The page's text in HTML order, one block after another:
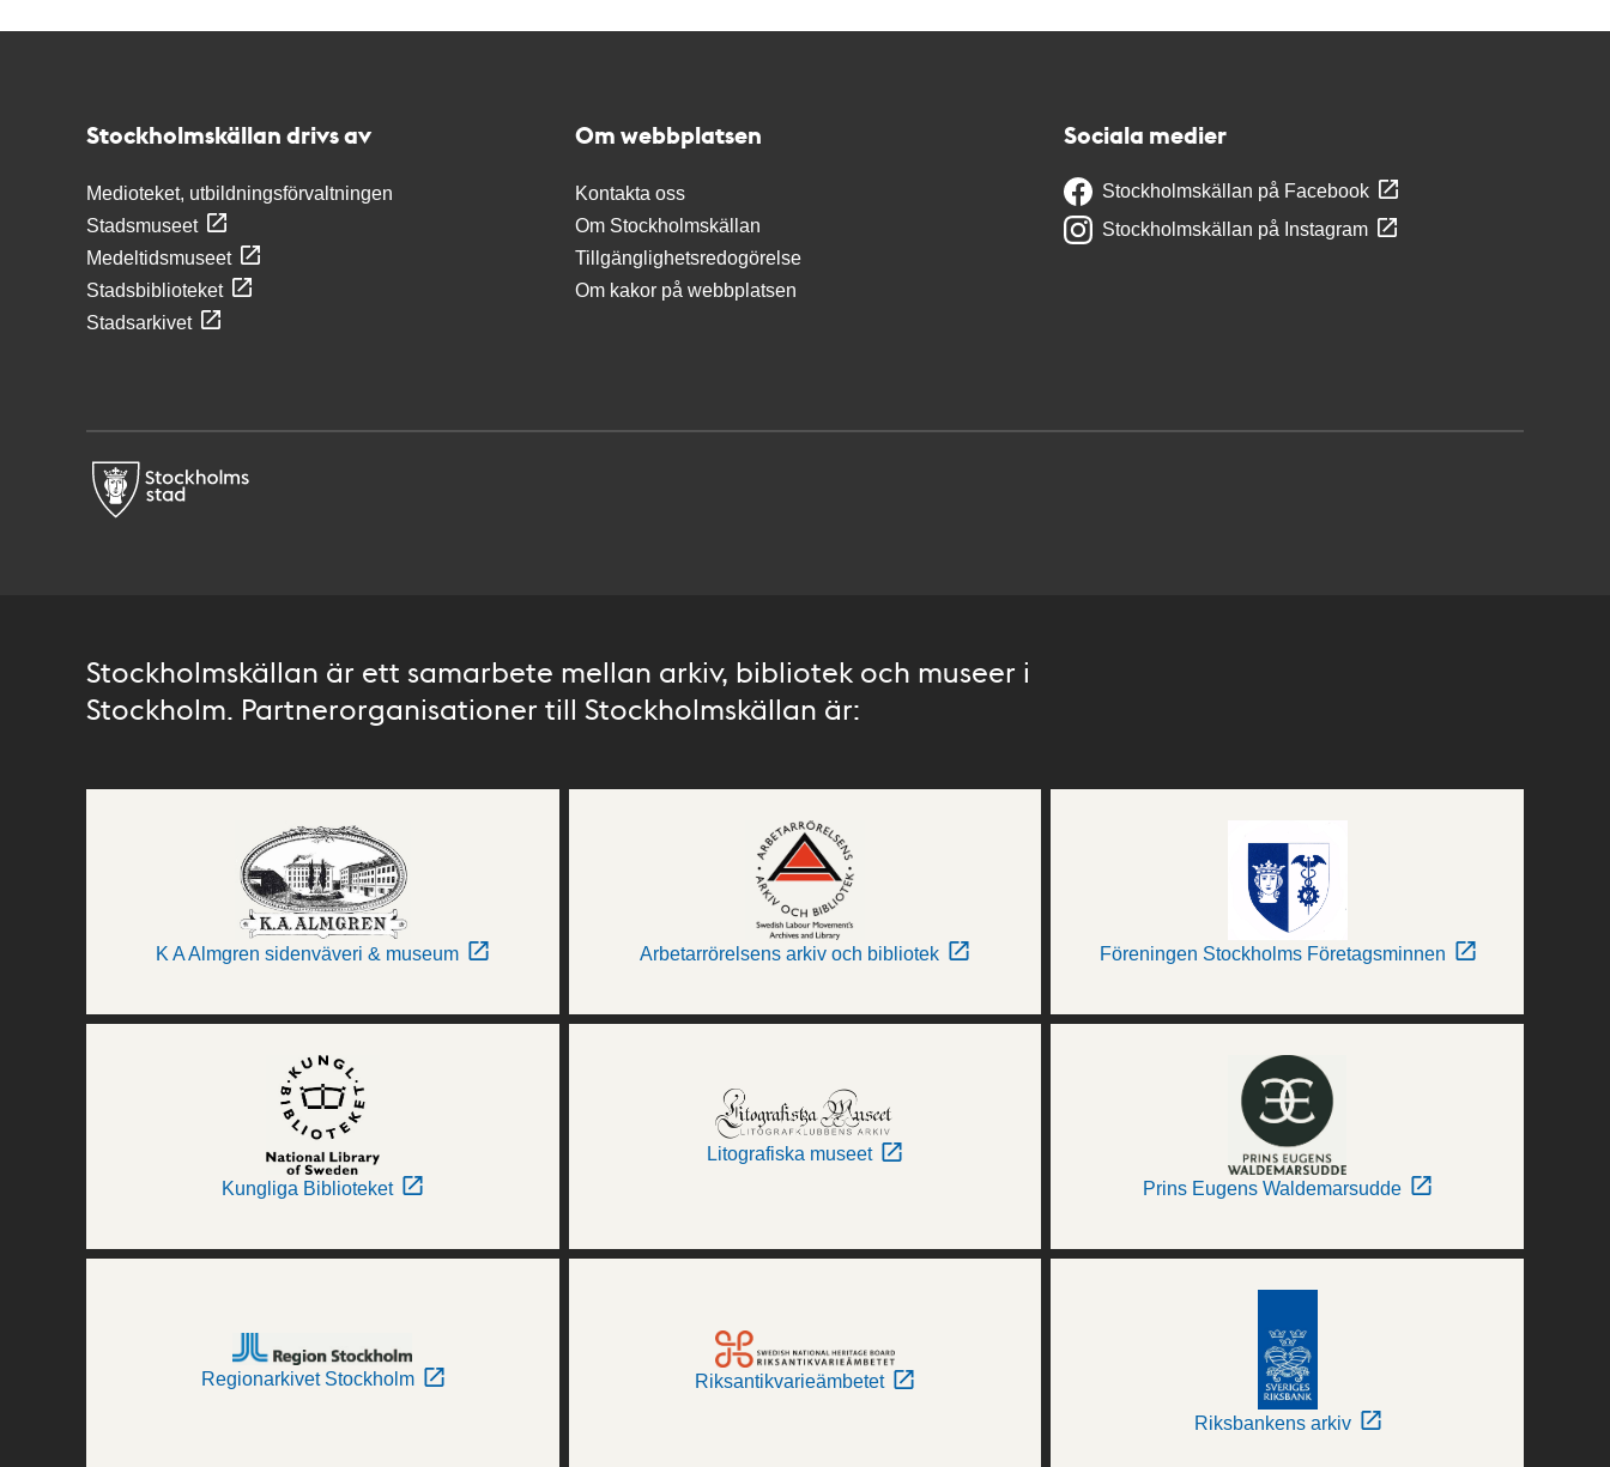
Stockholmskällan drivs av
Medioteket, utbildningsförvaltningen
Stadsmuseet
Medeltidsmuseet
Stadsbiblioteket
Stadsarkivet
Om webbplatsen
Kontakta oss
Om Stockholmskällan
Tillgänglighetsredogörelse
Om kakor på webbplatsen
Sociala medier
Stockholmskällan på Facebook
Stockholmskällan på Instagram
Stockholmskällan är ett samarbete mellan arkiv, bibliotek och museer i
Stockholm. Partnerorganisationer till Stockholmskällan är:
K A Almgren sidenväveri & museum Arbetarrörelsens arkiv och bibliotek Föreningen Stockholms Företagsminnen
Kungliga Biblioteket
Litografiska museet
Prins Eugens Waldemarsudde
Regionarkivet Stockholm Riksantikvarieämbetet
Riksbankens arkiv